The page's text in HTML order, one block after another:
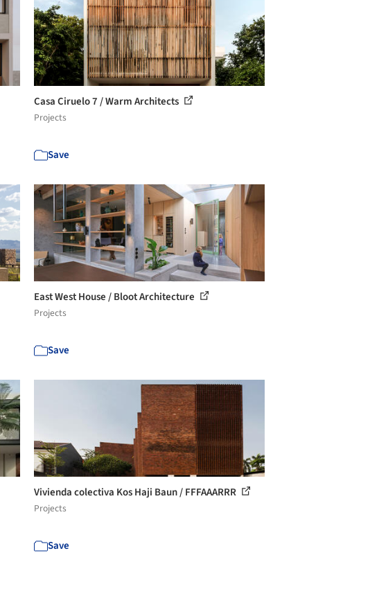
Casa Ciruelo 7 / Warm Architects
Projects
Save
East West House / Bloot Architecture
Projects
Save
Vivienda colectiva Kos Haji Baun / FFFAAARRR
Projects
Save